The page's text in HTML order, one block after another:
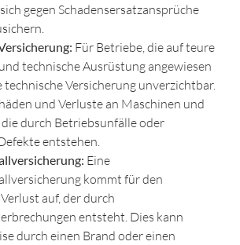
gegen Schadensersatzansprüche
Für Betriebe, die auf teure
technische Ausrüstung angewiesen
technische Versicherung unverzichtbar.
und Verluste an Maschinen und
die durch Betriebsunfälle oder
entstehen.
Eine
kommt für den
auf, der durch
entsteht. Dies kann
durch einen Brand oder einen